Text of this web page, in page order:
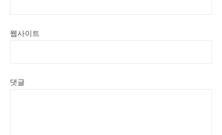
웹사이트
댓글